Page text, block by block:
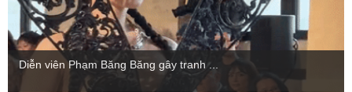
Diễn viên Phạm Băng Băng gây tranh ...